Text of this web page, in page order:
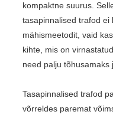
kompaktne suurus.
tasapinnalised trafod ei
mähismeetodit, vaid
kihte, mis on
need palju tõhusamaks
Tasapinnalised trafod
võrreldes paremat